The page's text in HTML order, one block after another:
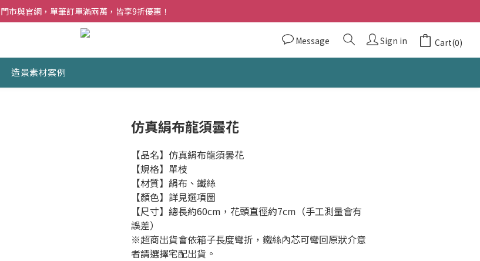
夏日購花福利．消費不限金額【贈】乾燥玫瑰乙束
門市與官網，單筆訂單滿兩萬，皆享9折優惠！
夏日購花福利．消費不限金額【贈】乾燥玫瑰乙束
Message Sign in Cart(0)
造景素材案例
仿真絹布龍須曇花
【品名】仿真絹布龍須曇花
【規格】單枝
【材質】絹布、鐵絲
【顏色】詳見選項圖
【尺寸】總長約60cm，花頭直徑約7cm（手工測量會有
誤差）
※超商出貨會依箱子長度彎折，鐵絲內芯可彎回原狀介意
者請選擇宅配出貨。